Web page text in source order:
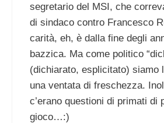
segretario del MSI, che
di sindaco contro Francesco
carità, eh, è dalla fine degli
bazzica. Ma come politico
(dichiarato, esplicitato)
una ventata di freschezza.
c’erano questioni di primati di
gioco…:)